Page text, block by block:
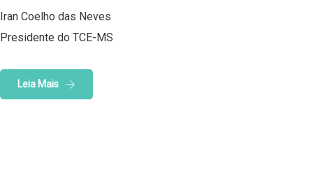
Iran Coelho das Neves
Presidente do TCE-MS
Leia Mais